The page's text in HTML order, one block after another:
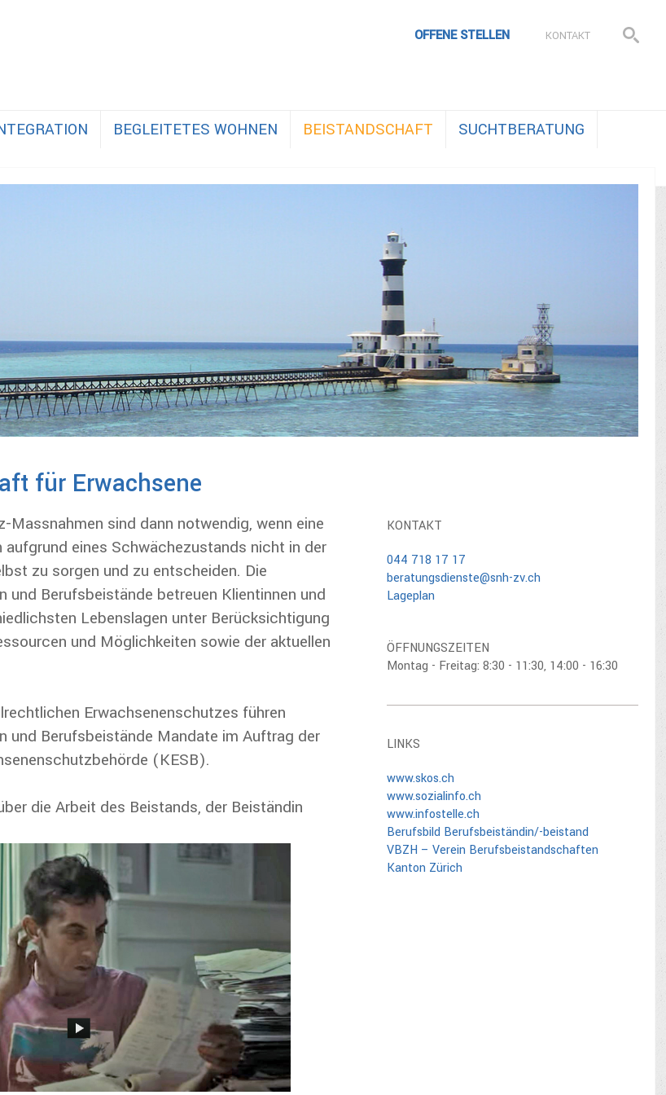
OFFENE STELLEN KONTAKT
BEGLEITETES WOHNEN BEISTANDSCHAFT
SUCHTBERATUNG
für Erwachsene
Massnahmen sind dann notwendig, wenn eine
aufgrund eines Schwächezustands nicht in der
zu sorgen und zu entscheiden. Die
und Berufsbeistände betreuen Klientinnen und
Lebenslagen unter Berücksichtigung
und Möglichkeiten sowie der aktuellen
Erwachsenenschutzes führen
und Berufsbeistände Mandate im Auftrag der
(KESB).
die Arbeit des Beistands, der Beiständin
KONTAKT
044 718 17 17
beratungsdienste@snh-zv.ch
Lageplan
ÖFFNUNGSZEITEN
Montag - Freitag: 8:30 - 11:30, 14:00 - 16:30
LINKS
www.skos.ch
www.sozialinfo.ch
www.infostelle.ch
Berufsbild Berufsbeiständin/-beistand
VBZH – Verein Berufsbeistandschaften
Kanton Zürich